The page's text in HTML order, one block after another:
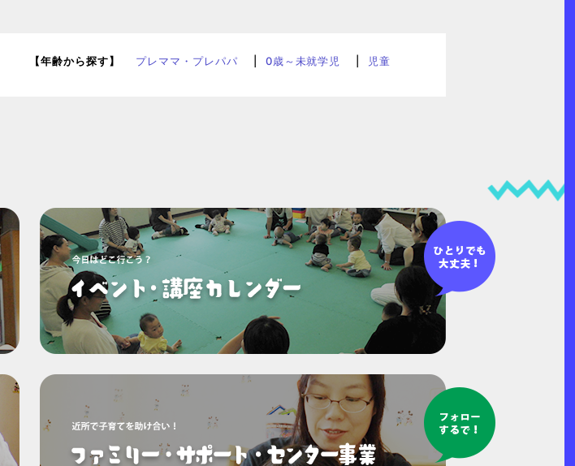
【年齢から探す】 プレママ・プレパパ 0歳～未就学児 児童